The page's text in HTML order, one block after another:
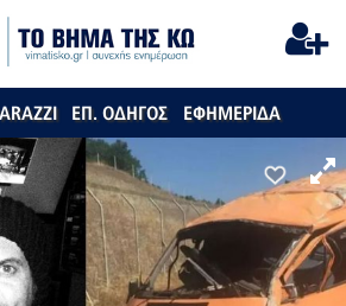
ΕΠ. ΟΔΗΓΟΣ ΕΦΗΜΕΡΙΔΑ